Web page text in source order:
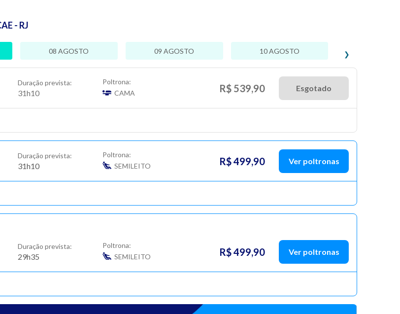
- RJ
❯
08 AGOSTO 09 AGOSTO 10 AGOSTO
Duração prevista:
31h10
Poltrona:
CAMA
R$ 539,90 Esgotado
Duração prevista:
31h10
Poltrona:
SEMILEITO
R$ 499,90 Ver poltronas
Duração prevista:
29h35
Poltrona:
SEMILEITO
R$ 499,90 Ver poltronas